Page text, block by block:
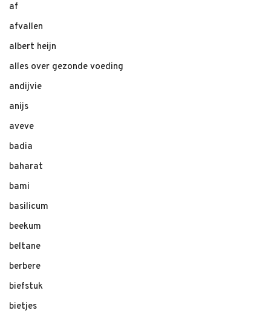
af
afvallen
albert heijn
alles over gezonde voeding
andijvie
anijs
aveve
badia
baharat
bami
basilicum
beekum
beltane
berbere
biefstuk
bietjes